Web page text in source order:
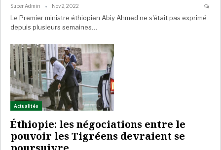
Super Admin Nov 2, 2022
Le Premier ministre éthiopien Abiy Ahmed ne s'était pas exprimé
depuis plusieurs semaines…
Actualités
Éthiopie: les négociations entre le
pouvoir les Tigréens devraient se